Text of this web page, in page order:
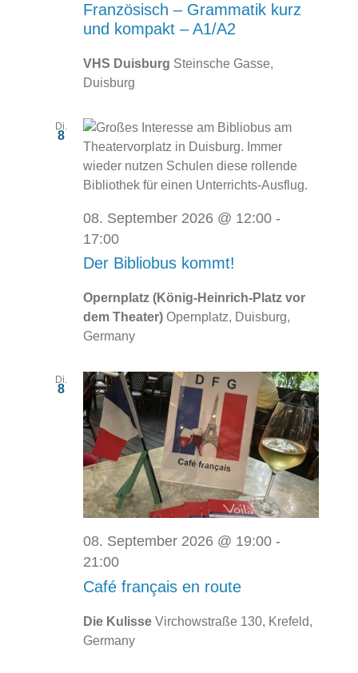
Französisch – Grammatik kurz
und kompakt – A1/A2
VHS Duisburg Steinsche Gasse,
Duisburg
Di.
8
08. September 2026 @ 12:00-
17:00
Der Bibliobus kommt!
Opernplatz (König-Heinrich-Platz vor
dem Theater) Opernplatz, Duisburg,
Germany
Di.
8
08. September 2026 @ 19:00-
21:00
Café français en route
Die Kulisse Virchowstraße 130, Krefeld,
Germany